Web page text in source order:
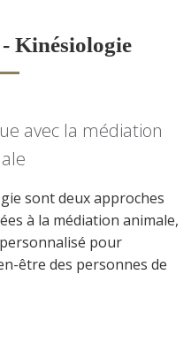
Kinésiologie
avec la médiation
sont deux approches
à la médiation animale,
pour
être des personnes de